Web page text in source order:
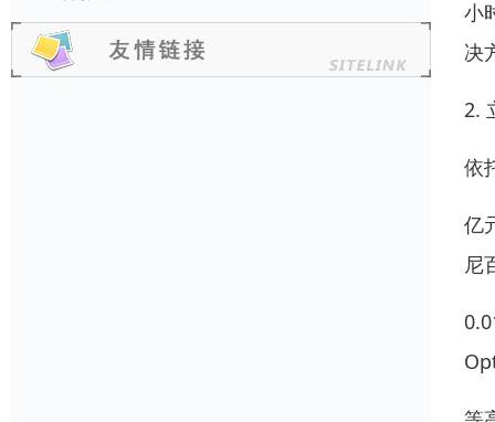
小
决
2.
依
亿
尼